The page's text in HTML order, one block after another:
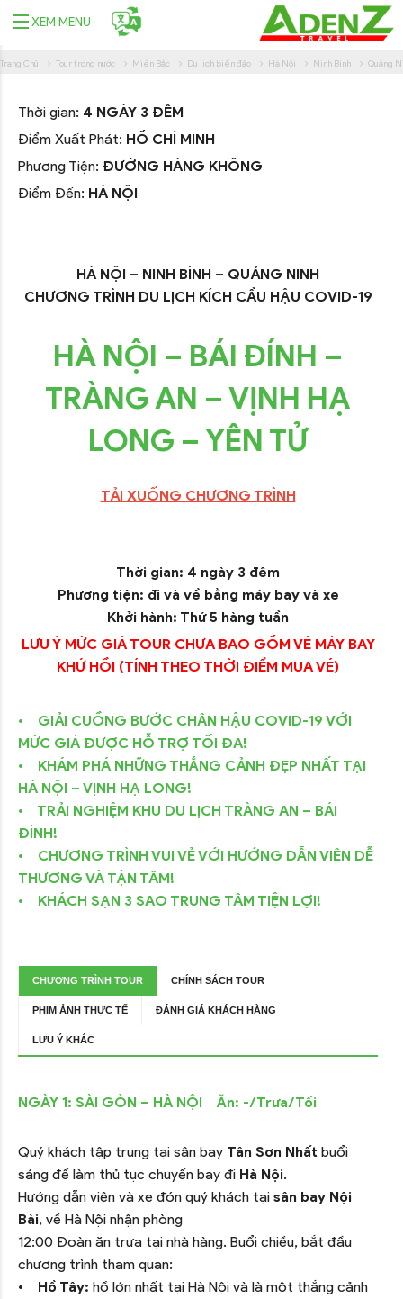
XEM MENU
Trang Chủ Tour trong nước Miền Bắc Du lịch biển đảo Hà Nội Ninh Bình Quảng
Thời gian: 4 NGÀY 3 ĐÊM
Điểm Xuất Phát: HỒ CHÍ MINH
Phương Tiện: ĐƯỜNG HÀNG KHÔNG
Điểm Đến: HÀ NỘI
HÀ NỘI – NINH BÌNH – QUẢNG NINH
CHƯƠNG TRÌNH DU LỊCH KÍCH CẦU HẬU COVID-19
HÀ NỘI – BÁI ĐÍNH –
TRÀNG AN – VỊNH HẠ
LONG – YÊN TỬ
TẢI XUỐNG CHƯƠNG TRÌNH
Thời gian: 4 ngày 3 đêm
Phương tiện: đi và về bằng máy bay và xe
Khởi hành: Thứ 5 hàng tuần
LƯU Ý MỨC GIÁ TOUR CHƯA BAO GỒM VÉ MÁY BAY
KHỨ HỒI (TÍNH THEO THỜI ĐIỂM MUA VÉ)
• GIẢI CUỒNG BƯỚC CHÂN HẬU COVID-19 VỚI
MỨC GIÁ ĐƯỢC HỖ TRỢ TỐI ĐA!
• KHÁM PHÁ NHỮNG THẮNG CẢNH ĐẸP NHẤT TẠI
HÀ NỘI – VỊNH HẠ LONG!
• TRẢI NGHIỆM KHU DU LỊCH TRÀNG AN – BÁI
ĐÍNH!
• CHƯƠNG TRÌNH VUI VẺ VỚI HƯỚNG DẪN VIÊN DỄ
THƯƠNG VÀ TẬN TÂM!
• KHÁCH SẠN 3 SAO TRUNG TÂM TIỆN LỢI!
CHƯƠNG TRÌNH TOUR CHÍNH SÁCH TOUR
PHIM ẢNH THỰC TẾ ĐÁNH GIÁ KHÁCH HÀNG
LƯU Ý KHÁC
NGÀY 1: SÀI GÒN – HÀ NỘI Ăn: -/Trưa/Tối
Quý khách tập trung tại sân bay Tân Sơn Nhất buổi
sáng để làm thủ tục chuyến bay đi Hà Nội.
Hướng dẫn viên và xe đón quý khách tại sân bay Nội
Bài, về Hà Nội nhận phòng
12:00 Đoàn ăn trưa tại nhà hàng. Buổi chiều, bắt đầu
chương trình tham quan:
• Hồ Tây: hồ lớn nhất tại Hà Nội và là một thắng cảnh